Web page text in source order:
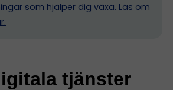
som hjälper dig växa. Läs om
tjänster